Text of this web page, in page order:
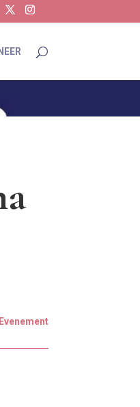
Evenement